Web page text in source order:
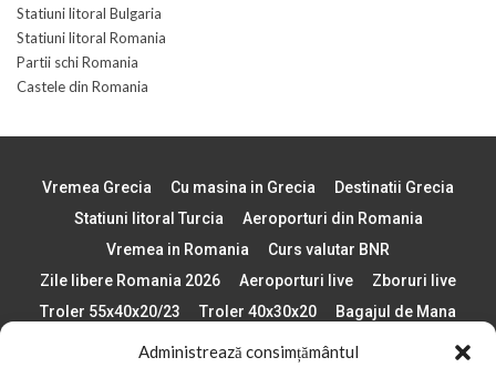
Administrează consimțământul
Statiuni litoral Bulgaria
Statiuni litoral Romania
Partii schi Romania
Castele din Romania
Vremea Grecia Cu masina in Grecia
Destinatii Grecia
Statiuni litoral Turcia
Aeroporturi din Romania
Vremea in Romania
Curs valutar BNR
Zile libere Romania 2026
Aeroporturi live
Zboruri live
Troler 55x40x20/23
Troler 40x30x20
Bagajul de Mana
Paste 2026
Cele mai bune telefoane